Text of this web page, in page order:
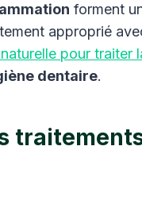
forment
approprié
pour traiter
dentaire.